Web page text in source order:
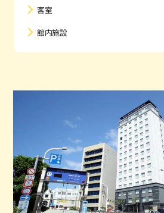
客室
館内施設